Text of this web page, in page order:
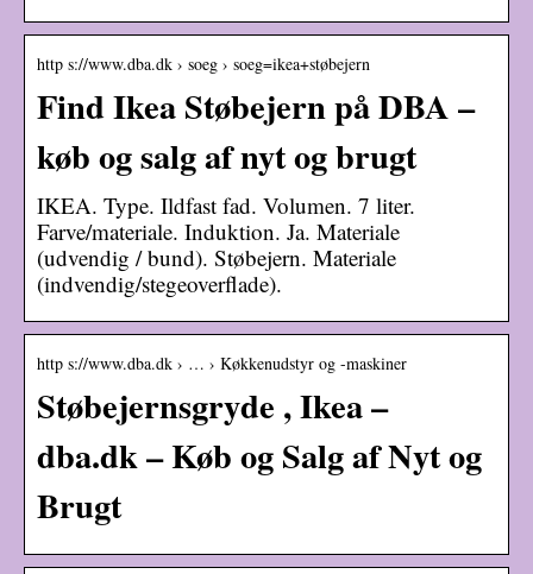
http s://www.dba.dk › soeg › soeg=ikea+støbejern
Find Ikea Støbejern på DBA –
køb og salg af nyt og brugt
IKEA. Type. Ildfast fad. Volumen. 7 liter.
Farve/materiale. Induktion. Ja. Materiale
(udvendig / bund). Støbejern. Materiale
(indvendig/stegeoverflade).
http s://www.dba.dk › … › Køkkenudstyr og -maskiner
Støbejernsgryde , Ikea –
dba.dk – Køb og Salg af Nyt og
Brugt